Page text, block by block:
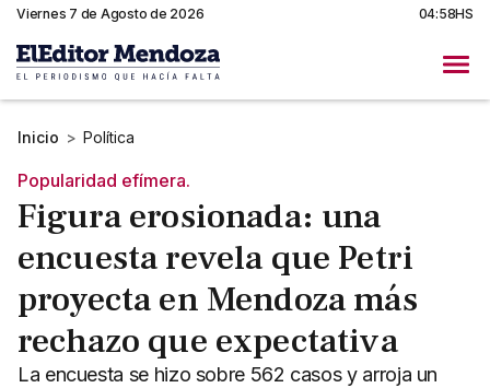
Viernes 7 de Agosto de 2026 04:58HS
Inicio > Política
Popularidad efímera.
Figura erosionada: una
encuesta revela que Petri
proyecta en Mendoza más
rechazo que expectativa
La encuesta se hizo sobre 562 casos y arroja un